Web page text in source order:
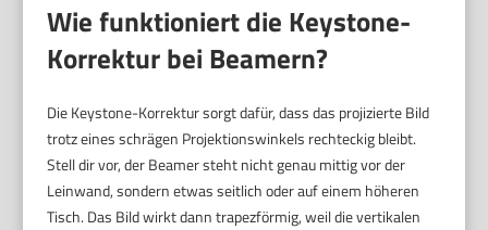
Wie funktioniert die Keystone-
Korrektur bei Beamern?
Die Keystone-Korrektur sorgt dafür, dass das projizierte Bild
trotz eines schrägen Projektionswinkels rechteckig bleibt.
Stell dir vor, der Beamer steht nicht genau mittig vor der
Leinwand, sondern etwas seitlich oder auf einem höheren
Tisch. Das Bild wirkt dann trapezförmig, weil die vertikalen